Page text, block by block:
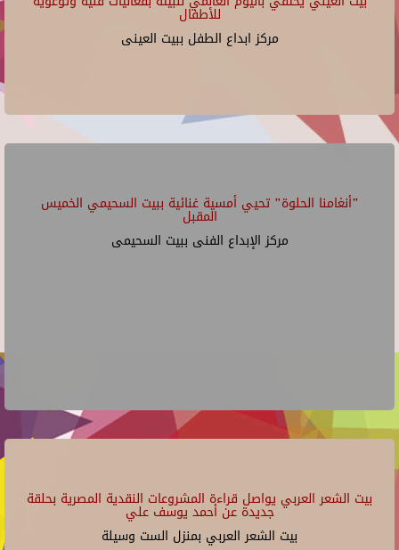
للأطفال
مركز ابداع الطفل ببيت العينى
"أنغامنا الحلوة" تحيي أمسية غنائية ببيت السحيمي الخميس
المقبل
مركز الإبداع الفنى ببيت السحيمى
بيت الشعر العربي يواصل قراءة المشروعات النقدية المصرية بحلقة
جديدة عن أحمد يوسف علي
بيت الشعر العربي بمنزل الست وسيلة